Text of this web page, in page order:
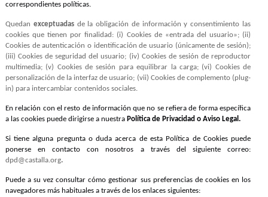
correspondientes políticas.
Quedan exceptuadasde la obligación de información y consentimiento las
cookies que tienen por finalidad: (i) Cookies de «entrada del usuario»; (ii)
Cookies de autenticación o identificación de usuario (únicamente de sesión);
(iii) Cookies de seguridad del usuario; (iv) Cookies de sesión de reproductor
multimedia; (v) Cookies de sesión para equilibrar la carga; (vi) Cookies de
personalización de la interfaz de usuario; (vii) Cookies de complemento (plug-
in) para intercambiar contenidos sociales.
En relación con el resto de información que no se refiera de forma específica
a las cookies puede dirigirse a nuestra Política de Privacidad o Aviso Legal.
Si tiene alguna pregunta o duda acerca de esta Política de Cookies puede
ponerse en contacto con nosotros a través del siguiente correo:
dpd@castalla.org.
Puede a su vez consultar cómo gestionar sus preferencias de cookies en los
navegadores más habituales a través de los enlaces siguientes: